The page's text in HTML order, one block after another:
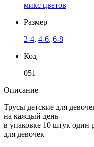
микс цветов
Размер
2-4, 4-6, 6-8
Код
051
Описание
Трусы детские для
на каждый день
в упаковке 10 штук один
для девочек